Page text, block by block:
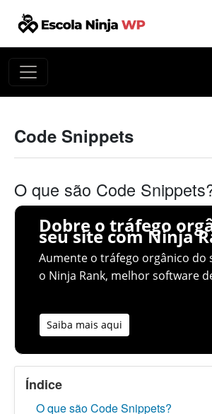
Code Snippets
O que são Code
Dobre o tráfego
seu site com Ninja
Aumente o tráfego orgânico do
o Ninja Rank, melhor software
Saiba mais aqui
Índice
O que são Code Snippets?